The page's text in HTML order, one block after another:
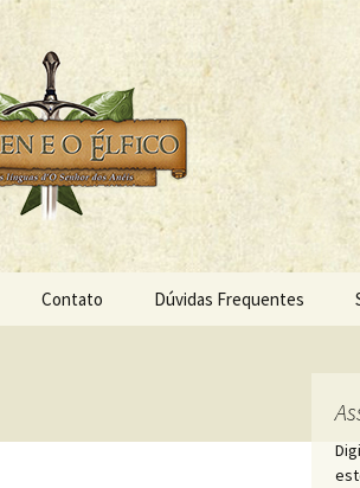
Contato Dúvidas Frequentes